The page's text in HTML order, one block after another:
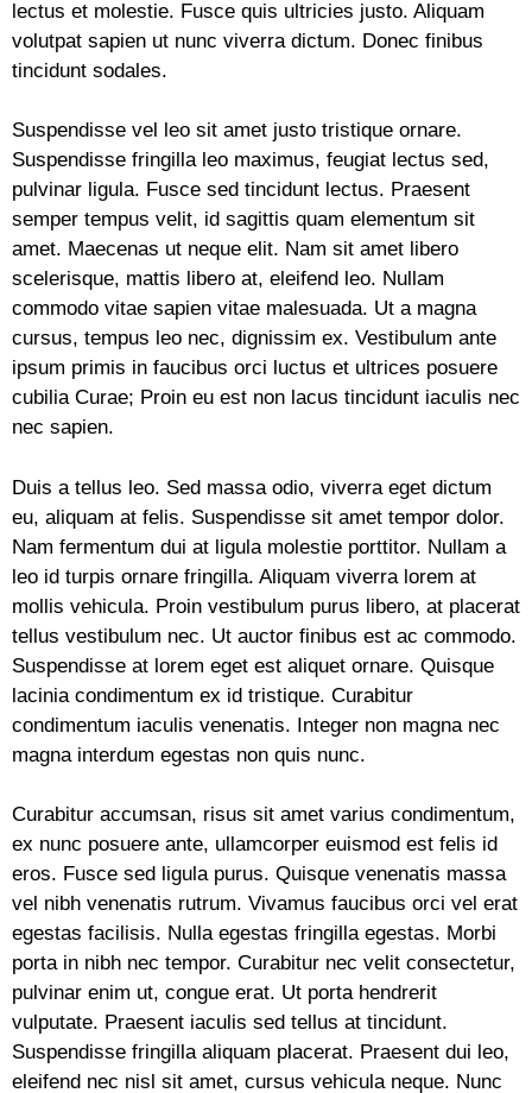
lectus et molestie. Fusce quis ultricies justo. Aliquam
volutpat sapien ut nunc viverra dictum. Donec finibus
tincidunt sodales.
Suspendisse vel leo sit amet justo tristique ornare.
Suspendisse fringilla leo maximus, feugiat lectus sed,
pulvinar ligula. Fusce sed tincidunt lectus. Praesent
semper tempus velit, id sagittis quam elementum sit
amet. Maecenas ut neque elit. Nam sit amet libero
scelerisque, mattis libero at, eleifend leo. Nullam
commodo vitae sapien vitae malesuada. Ut a magna
cursus, tempus leo nec, dignissim ex. Vestibulum ante
ipsum primis in faucibus orci luctus et ultrices posuere
cubilia Curae; Proin eu est non lacus tincidunt iaculis nec
nec sapien.
Duis a tellus leo. Sed massa odio, viverra eget dictum
eu, aliquam at felis. Suspendisse sit amet tempor dolor.
Nam fermentum dui at ligula molestie porttitor. Nullam a
leo id turpis ornare fringilla. Aliquam viverra lorem at
mollis vehicula. Proin vestibulum purus libero, at placerat
tellus vestibulum nec. Ut auctor finibus est ac commodo.
Suspendisse at lorem eget est aliquet ornare. Quisque
lacinia condimentum ex id tristique. Curabitur
condimentum iaculis venenatis. Integer non magna nec
magna interdum egestas non quis nunc.
Curabitur accumsan, risus sit amet varius condimentum,
ex nunc posuere ante, ullamcorper euismod est felis id
eros. Fusce sed ligula purus. Quisque venenatis massa
vel nibh venenatis rutrum. Vivamus faucibus orci vel erat
egestas facilisis. Nulla egestas fringilla egestas. Morbi
porta in nibh nec tempor. Curabitur nec velit consectetur,
pulvinar enim ut, congue erat. Ut porta hendrerit
vulputate. Praesent iaculis sed tellus at tincidunt.
Suspendisse fringilla aliquam placerat. Praesent dui leo,
eleifend nec nisl sit amet, cursus vehicula neque. Nunc